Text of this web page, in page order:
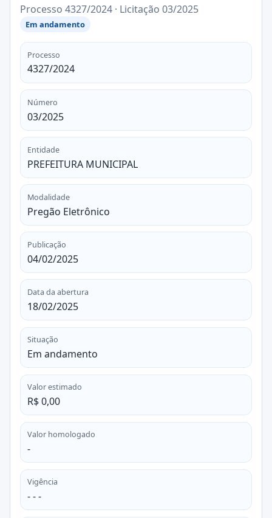
Processo 4327/2024 · Licitação 03/2025
Em andamento
Processo
4327/2024
Número
03/2025
Entidade
PREFEITURA MUNICIPAL
Modalidade
Pregão Eletrônico
Publicação
04/02/2025
Data da abertura
18/02/2025
Situação
Em andamento
Valor estimado
R$ 0,00
Valor homologado
-
Vigência
- - -